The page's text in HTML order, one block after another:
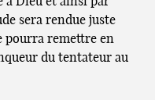
sera rendue juste
pourra remettre en
du tentateur au